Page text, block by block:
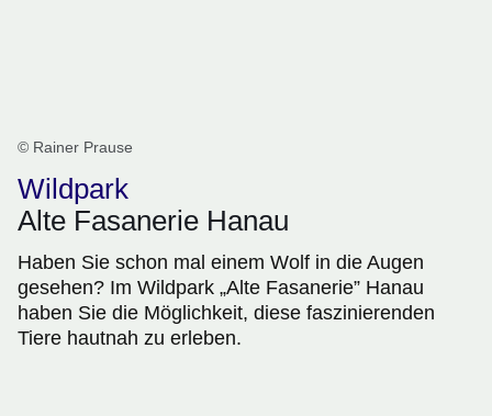
© Rainer Prause
Wildpark
Alte Fasanerie Hanau
Haben Sie schon mal einem Wolf in die Augen
gesehen? Im Wildpark „Alte Fasanerie” Hanau
haben Sie die Möglichkeit, diese faszinierenden
Tiere hautnah zu erleben.